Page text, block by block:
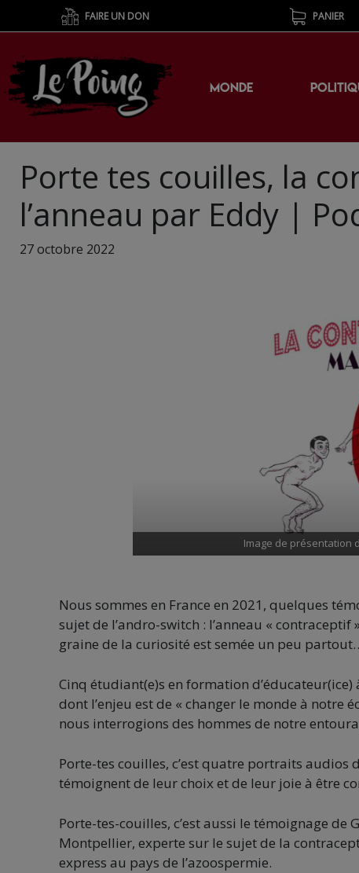
FAIRE UN DON PANIER
MONDE
Porte tes couilles, la
l’anneau par Eddy |
27 octobre 2022
Image de présentation
Nous sommes en France en 2021, quelques
sujet de l’andro-switch : l’anneau «
graine de la curiosité est semée un peu
Cinq étudiant(e)s en formation
dont l’enjeu est de « changer le monde à notre
nous interrogions des hommes de notre
Porte-tes couilles, c’est quatre portraits audios
témoignent de leur choix et de leur joie à être
Porte-tes-couilles, c’est aussi le témoignage
Montpellier, experte sur le sujet de la
express au pays de l’azoospermie.